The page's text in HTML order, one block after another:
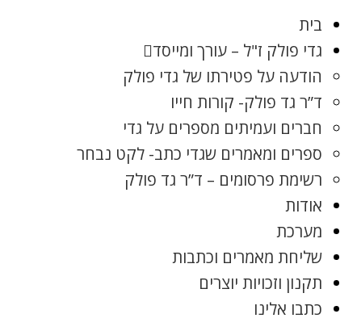
בית
גדי פולק ז"ל – עורך ומייסד
הודעה על פטירתו של גדי פולק
ד”ר גד פולק- קורות חייו
חברים ועמיתים מספרים על גדי
ספרים ומאמרים שגדי כתב- לקט נבחר
רשימת פרסומים – ד”ר גד פולק
אודות
מערכת
שליחת מאמרים וכתבות
תקנון וזכויות יוצרים
כתבו אלינו